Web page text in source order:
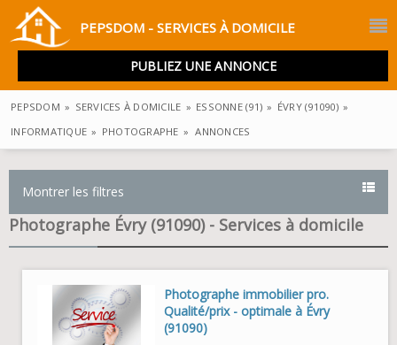
PEPSDOM - SERVICES À DOMICILE
PUBLIEZ UNE ANNONCE
PEPSDOM » SERVICES À DOMICILE » ESSONNE (91) » ÉVRY (91090) »
INFORMATIQUE » PHOTOGRAPHE » ANNONCES
Montrer les filtres
Photographe Évry (91090) - Services à domicile
Photographe immobilier pro.
Qualité/prix - optimale à Évry
(91090)